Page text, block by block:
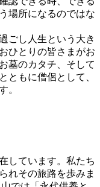
場所になるのではな
ごし人生という大き
ひとりの皆さまがお
墓のカタチ、そして
ともに僧侶として、
。
しています。私たち
れその旅路を歩みま